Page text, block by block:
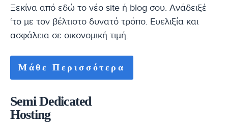
Ξεκίνα από εδώ το νέο site ή blog σου. Ανάδειξέ
‘το με τον βέλτιστο δυνατό τρόπο. Ευελιξία και
ασφάλεια σε οικονομική τιμή.
Μάθε Περισσότερα
Semi Dedicated
Hosting